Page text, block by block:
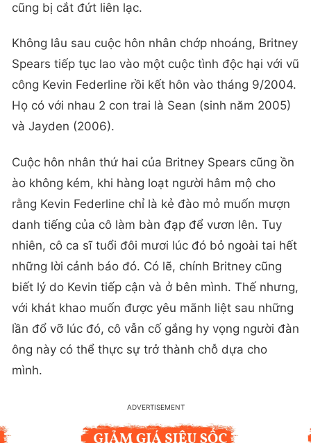
cũng bị cắt đứt liên lạc.
Không lâu sau cuộc hôn nhân chớp nhoáng, Britney
Spears tiếp tục lao vào một cuộc tình độc hại với vũ
công Kevin Federline rồi kết hôn vào tháng 9/2004.
Họ có với nhau 2 con trai là Sean (sinh năm 2005)
và Jayden (2006).
Cuộc hôn nhân thứ hai của Britney Spears cũng ồn
ào không kém, khi hàng loạt người hâm mộ cho
rằng Kevin Federline chỉ là kẻ đào mỏ muốn mượn
danh tiếng của cô làm bàn đạp để vươn lên. Tuy
nhiên, cô ca sĩ tuổi đôi mươi lúc đó bỏ ngoài tai hết
những lời cảnh báo đó. Có lẽ, chính Britney cũng
biết lý do Kevin tiếp cận và ở bên mình. Thế nhưng,
với khát khao muốn được yêu mãnh liệt sau những
lần đổ vỡ lúc đó, cô vẫn cố gắng hy vọng người đàn
ông này có thể thực sự trở thành chỗ dựa cho
mình.